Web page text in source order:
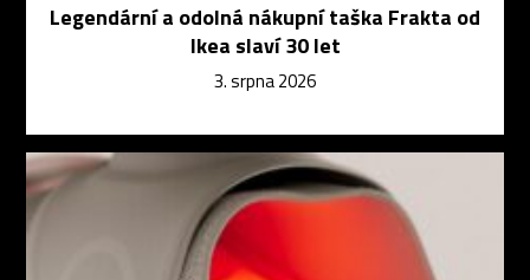
Legendární a odolná nákupní taška Frakta od
Ikea slaví 30 let
3. srpna 2026